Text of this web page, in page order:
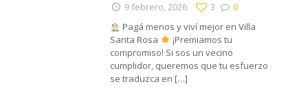
9 febrero, 2026 0
3
Pagá menos y viví mejor en Villa
Santa Rosa
¡Premiamos tu
compromiso! Si sos un vecino
cumplidor, queremos que tu esfuerzo
se traduzca en […]